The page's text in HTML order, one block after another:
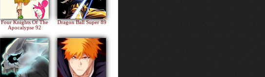
Four Knights Of The
Apocalypse 92
Dragon Ball Super 89